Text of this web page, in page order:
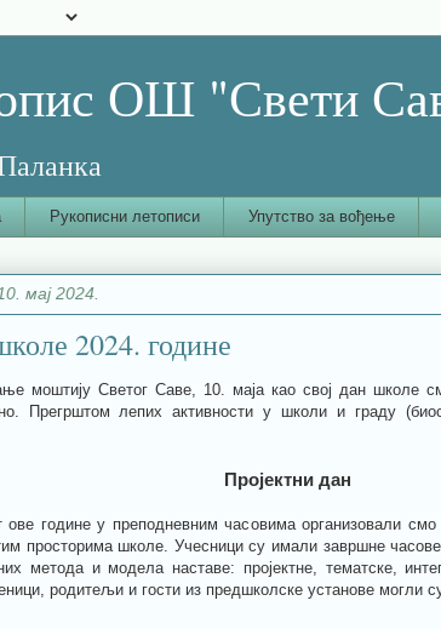
ОШ "Свети
Рукописни летописи Упутство за вођење
мај 2024.
2024. године
моштију Светог Саве, 10. маја као свој дан школе
Прегрштом лепих активности у школи и граду
Пројектни дан
ове године у преподневним часовима организовали
просторима школе. Учесници су имали завршне
метода и модела наставе: пројектне, тематске,
родитељи и гости из предшколске установе могли